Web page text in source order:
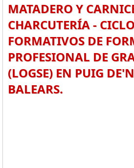
MATADERO Y
CHARCUTERÍA -
FORMATIVOS DE
PROFESIONAL DE
(LOGSE) EN PUIG
BALEARS.